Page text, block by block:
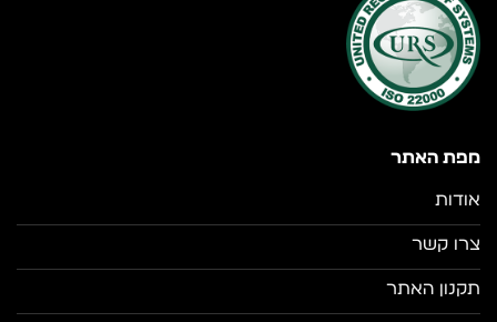
מפת האתר
אודות
צרו קשר
תקנון האתר